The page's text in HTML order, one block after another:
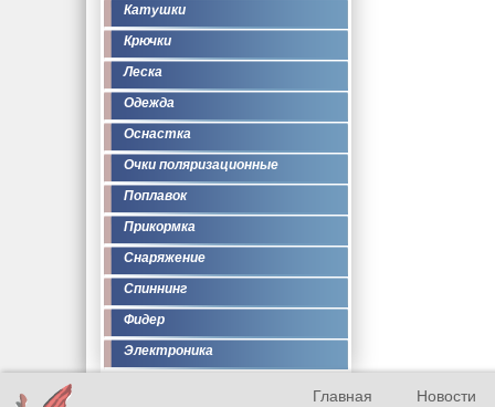
Катушки
Крючки
Леска
Одежда
Оснастка
Очки поляризационные
Поплавок
Прикормка
Снаряжение
Спиннинг
Фидер
Электроника
Главная
Новости